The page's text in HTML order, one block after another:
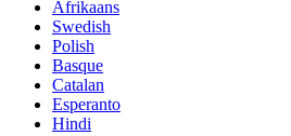
Afrikaans
Swedish
Polish
Basque
Catalan
Esperanto
Hindi